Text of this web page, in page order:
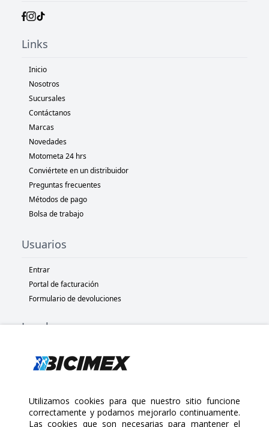
Links
Inicio
Nosotros
Sucursales
Contáctanos
Marcas
Novedades
Motometa 24 hrs
Conviértete en un distribuidor
Preguntas frecuentes
Métodos de pago
Bolsa de trabajo
Usuarios
Entrar
Portal de facturación
Formulario de devoluciones
Legal
Políticas de privacidad
Políticas de devolución
Utilizamos cookies para que nuestro sitio funcione
correctamente y podamos mejorarlo continuamente.
Las cookies que son necesarias para mantener el